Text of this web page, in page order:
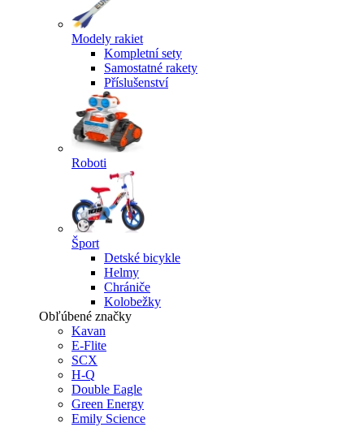
Modely rakiet
Kompletní sety
Samostatné rakety
Příslušenství
Roboti
Šport
Detské bicykle
Helmy
Chrániče
Kolobežky
Obľúbené značky
Kavan
E-Flite
SCX
H-Q
Double Eagle
Green Energy
Emily Science